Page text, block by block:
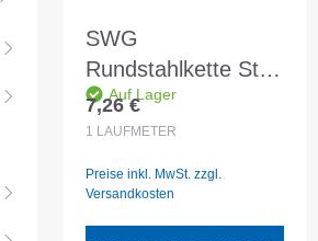
SWG
Rundstahlkette St-
VZ A-30 - 30lfm
Auf Lager
Regulärer Preis:
7,26 €
1 LAUFMETER
Preise inkl. MwSt. zzgl.
Versandkosten